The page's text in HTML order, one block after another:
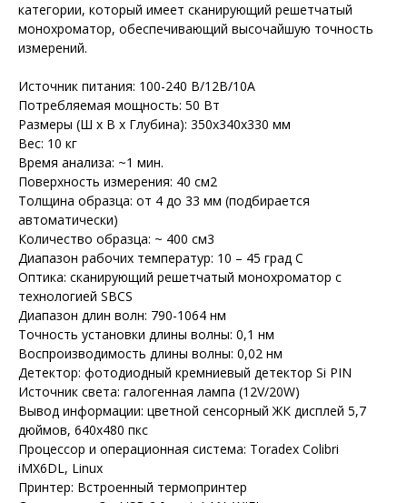
категории, который имеет сканирующий решетчатый
монохроматор, обеспечивающий высочайшую точность
измерений.
Источник питания: 100-240 В/12В/10A
Потребляемая мощность: 50 Вт
Размеры (Ш х В х Глубина): 350x340x330 мм
Вес: 10 кг
Время анализа: ~1 мин.
Поверхность измерения: 40 см2
Толщина образца: от 4 до 33 мм (подбирается
автоматически)
Количество образца: ~ 400 см3
Диапазон рабочих температур: 10 – 45 град C
Оптика: сканирующий решетчатый монохроматор с
технологией SBCS
Диапазон длин волн: 790-1064 нм
Точность установки длины волны: 0,1 нм
Воспроизводимость длины волны: 0,02 нм
Детектор: фотодиодный кремниевый детектор Si PIN
Источник света: галогенная лампа (12V/20W)
Вывод информации: цветной сенсорный ЖК дисплей 5,7
дюймов, 640x480 пкс
Процессор и операционная система: Toradex Colibri
iMX6DL, Linux
Принтер: Встроенный термопринтер